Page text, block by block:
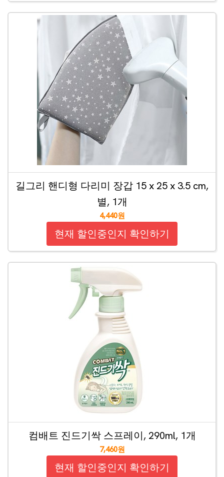
길그리 핸디형 다리미 장갑 15 x 25 x 3.5 cm,
별, 1개
4,440원
현재 할인중인지 확인하기
컴배트 진드기싹 스프레이, 290ml, 1개
7,460원
현재 할인중인지 확인하기